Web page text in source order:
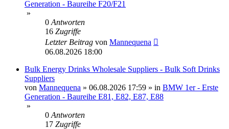
Generation - Baureihe F20/F21
»
0 Antworten
16 Zugriffe
Letzter Beitrag von Mannequena
06.08.2026 18:00
Bulk Energy Drinks Wholesale Suppliers - Bulk Soft Drinks
Suppliers
von Mannequena » 06.08.2026 17:59 » in BMW 1er - Erste
Generation - Baureihe E81, E82, E87, E88
»
0 Antworten
17 Zugriffe